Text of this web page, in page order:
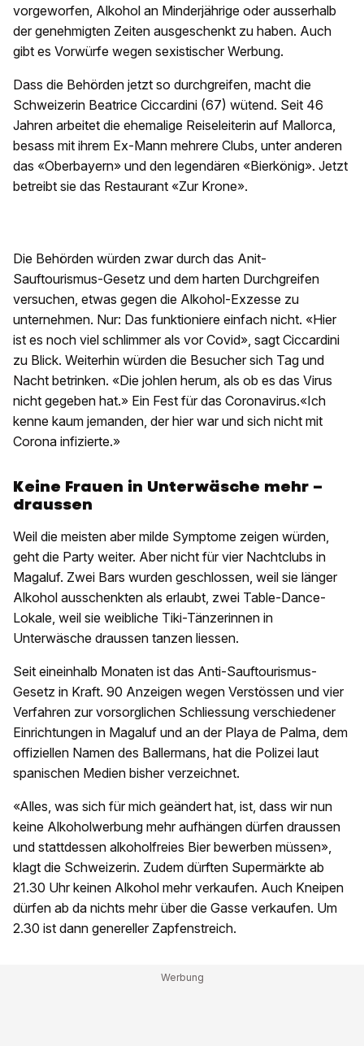
vorgeworfen, Alkohol an Minderjährige oder ausserhalb
der genehmigten Zeiten ausgeschenkt zu haben. Auch
gibt es Vorwürfe wegen sexistischer Werbung.
Dass die Behörden jetzt so durchgreifen, macht die
Schweizerin Beatrice Ciccardini (67) wütend. Seit 46
Jahren arbeitet die ehemalige Reiseleiterin auf Mallorca,
besass mit ihrem Ex-Mann mehrere Clubs, unter anderen
das «Oberbayern» und den legendären «Bierkönig». Jetzt
betreibt sie das Restaurant «Zur Krone».
Die Behörden würden zwar durch das Anit-
Sauftourismus-Gesetz und dem harten Durchgreifen
versuchen, etwas gegen die Alkohol-Exzesse zu
unternehmen. Nur: Das funktioniere einfach nicht. «Hier
ist es noch viel schlimmer als vor Covid», sagt Ciccardini
zu Blick. Weiterhin würden die Besucher sich Tag und
Nacht betrinken. «Die johlen herum, als ob es das Virus
nicht gegeben hat.» Ein Fest für das Coronavirus.«Ich
kenne kaum jemanden, der hier war und sich nicht mit
Corona infizierte.»
Keine Frauen in Unterwäsche mehr –
draussen
Weil die meisten aber milde Symptome zeigen würden,
geht die Party weiter. Aber nicht für vier Nachtclubs in
Magaluf. Zwei Bars wurden geschlossen, weil sie länger
Alkohol ausschenkten als erlaubt, zwei Table-Dance-
Lokale, weil sie weibliche Tiki-Tänzerinnen in
Unterwäsche draussen tanzen liessen.
Seit eineinhalb Monaten ist das Anti-Sauftourismus-
Gesetz in Kraft. 90 Anzeigen wegen Verstössen und vier
Verfahren zur vorsorglichen Schliessung verschiedener
Einrichtungen in Magaluf und an der Playa de Palma, dem
offiziellen Namen des Ballermans, hat die Polizei laut
spanischen Medien bisher verzeichnet.
«Alles, was sich für mich geändert hat, ist, dass wir nun
keine Alkoholwerbung mehr aufhängen dürfen draussen
und stattdessen alkoholfreies Bier bewerben müssen»,
klagt die Schweizerin. Zudem dürften Supermärkte ab
21.30 Uhr keinen Alkohol mehr verkaufen. Auch Kneipen
dürfen ab da nichts mehr über die Gasse verkaufen. Um
2.30 ist dann genereller Zapfenstreich.